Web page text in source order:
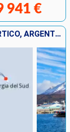
941 €
ISOLE MALVINE , REGNO UNITO, ANTARTICO, ARGENTINA